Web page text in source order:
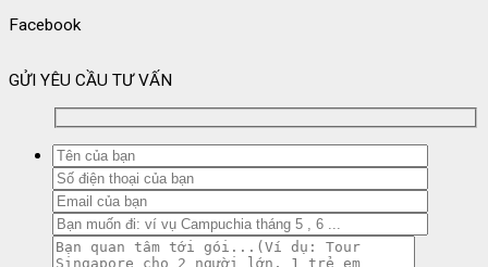
Facebook
GỬI YÊU CẦU TƯ VẤN